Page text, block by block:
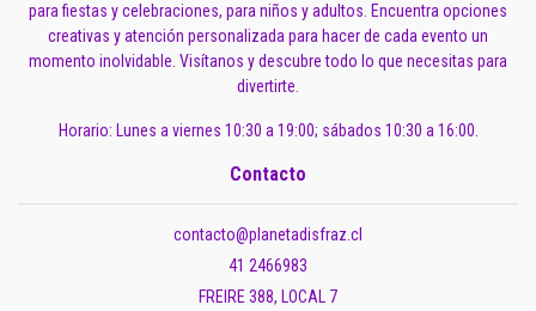
para fiestas y celebraciones, para niños y adultos. Encuentra opciones
creativas y atención personalizada para hacer de cada evento un
momento inolvidable. Visítanos y descubre todo lo que necesitas para
divertirte.
Horario: Lunes a viernes 10:30 a 19:00; sábados 10:30 a 16:00.
Contacto
contacto@planetadisfraz.cl
41 2466983
FREIRE 388, LOCAL 7